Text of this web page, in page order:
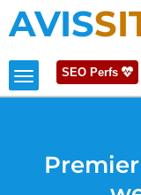
AVIS
SEO Perfs